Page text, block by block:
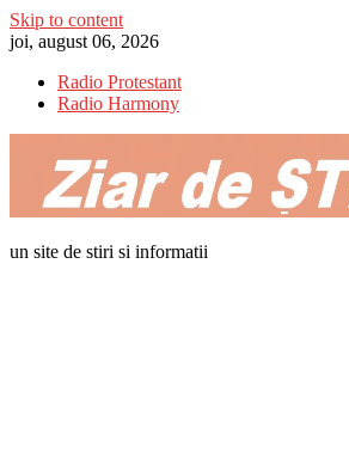
Skip to content
joi, august 06, 2026
Radio Protestant
Radio Harmony
un site de stiri si informatii